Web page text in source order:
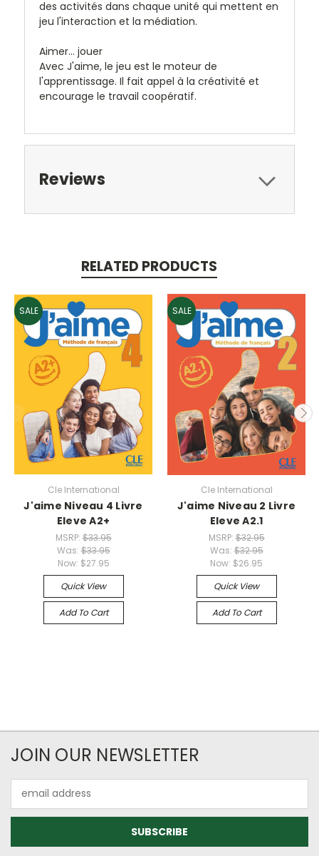
des activités dans chaque unité qui mettent en
jeu l'interaction et la médiation.
Aimer... jouer
Avec J'aime, le jeu est le moteur de
l'apprentissage. Il fait appel à la créativité et
encourage le travail coopératif.
Reviews
RELATED PRODUCTS
SALE
Cle International
J'aime Niveau 4 Livre
Eleve A2+
MSRP:$33.95
Was:$33.95
Now: $27.95
Quick View
Add To Cart
SALE
Cle International
J'aime Niveau 2 Livre
Eleve A2.1
MSRP:$32.95
Was:$32.95
Now: $26.95
Quick View
Add To Cart
JOIN OUR NEWSLETTER
Address